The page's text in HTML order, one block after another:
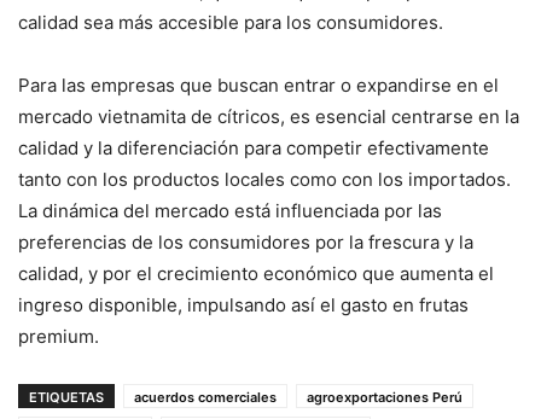
calidad sea más accesible para los consumidores​.
Para las empresas que buscan entrar o expandirse en el
mercado vietnamita de cítricos, es esencial centrarse en la
calidad y la diferenciación para competir efectivamente
tanto con los productos locales como con los importados.
La dinámica del mercado está influenciada por las
preferencias de los consumidores por la frescura y la
calidad, y por el crecimiento económico que aumenta el
ingreso disponible, impulsando así el gasto en frutas
premium.
ETIQUETAS acuerdos comerciales
agroexportaciones Perú